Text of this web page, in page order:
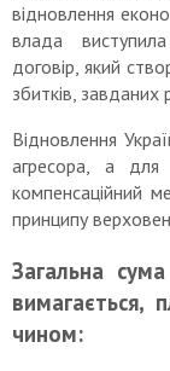
відновлення
влада
договір, який
збитків, завданих
Відновлення
агресора, а для
компенсаційний
принципу
Загальна
вимагається,
чином: